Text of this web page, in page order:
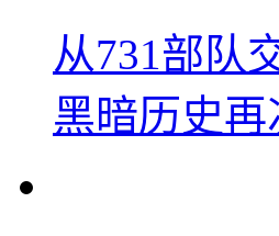
从731部队
黑暗历史